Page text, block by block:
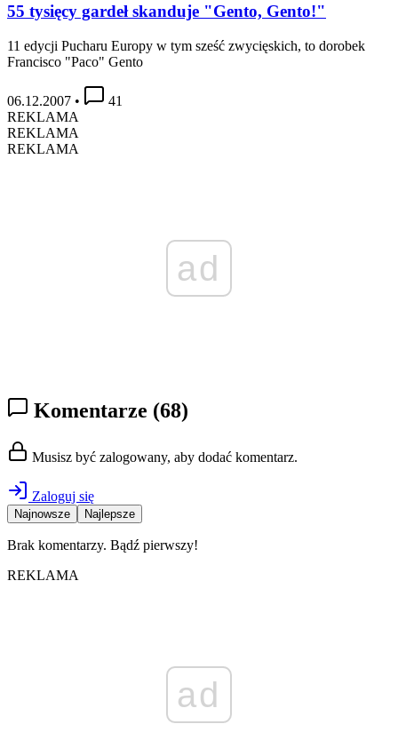
55 tysięcy gardeł skanduje "Gento, Gento!"
11 edycji Pucharu Europy w tym sześć zwycięskich, to dorobek
Francisco "Paco" Gento
06.12.2007 •
41
REKLAMA
REKLAMA
REKLAMA
ad
Komentarze (68)
Musisz być zalogowany, aby dodać komentarz.
Zaloguj się
Najnowsze Najlepsze
Brak komentarzy. Bądź pierwszy!
REKLAMA
ad